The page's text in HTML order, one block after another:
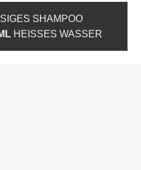
SHAMPOO
HEISSES WASSER